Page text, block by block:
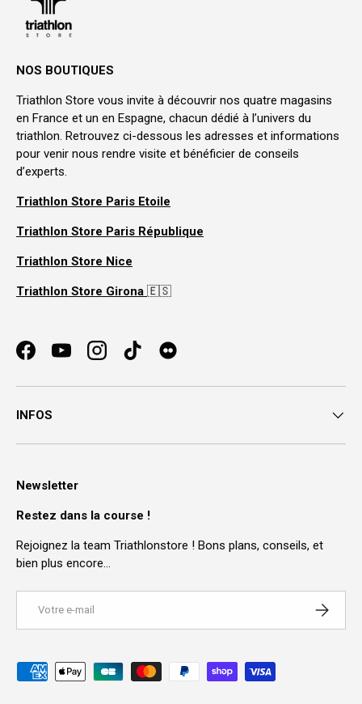
NOS BOUTIQUES
Triathlon Store vous invite à découvrir nos quatre magasins
en France et un en Espagne, chacun dédié à l’univers du
triathlon. Retrouvez ci-dessous les adresses et informations
pour venir nous rendre visite et bénéficier de conseils
d’experts.
Triathlon Store Paris Etoile
Triathlon Store Paris République
Triathlon Store Nice
Triathlon Store Girona 🇪🇸
FacebookYouTubeInstagramTikTok
INFOS
Newsletter
Restez dans la course !
Rejoignez la team Triathlonstore ! Bons plans, conseils, et
bien plus encore…
Moyens de paiement acceptés